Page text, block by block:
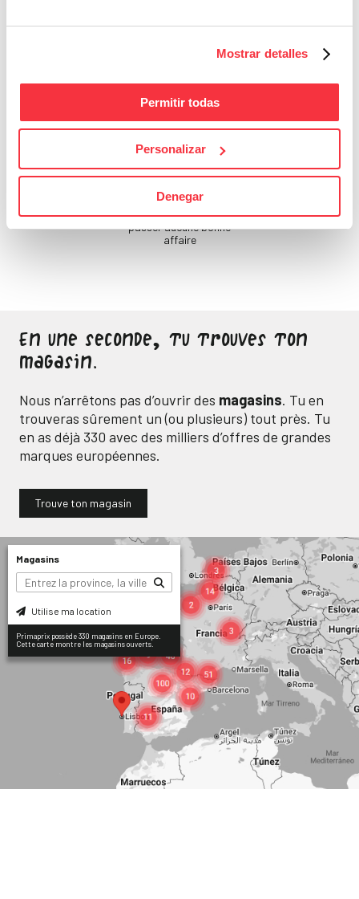
Mostrar detalles
Permitir todas
Personalizar
Denegar
Bons Plans
Sois attentif, ne laisse
passer aucune bonne
affaire
En une seconde, tu trouves ton
magasin.
Nous n’arrêtons pas d’ouvrir des magasins. Tu en
trouveras sûrement un (ou plusieurs) tout près. Tu
en as déjà 330 avec des milliers d’offres de grandes
marques européennes.
Trouve ton magasin
Magasins
Utilise ma location
Primaprix possède 330 magasins en Europe.
Cette carte montre les magasins ouverts.